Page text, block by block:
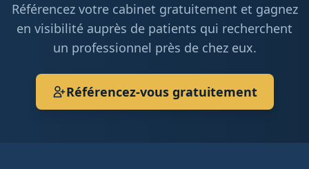
Référencez votre cabinet gratuitement et gagnez
en visibilité auprès de patients qui recherchent
un professionnel près de chez eux.
Référencez-vous gratuitement